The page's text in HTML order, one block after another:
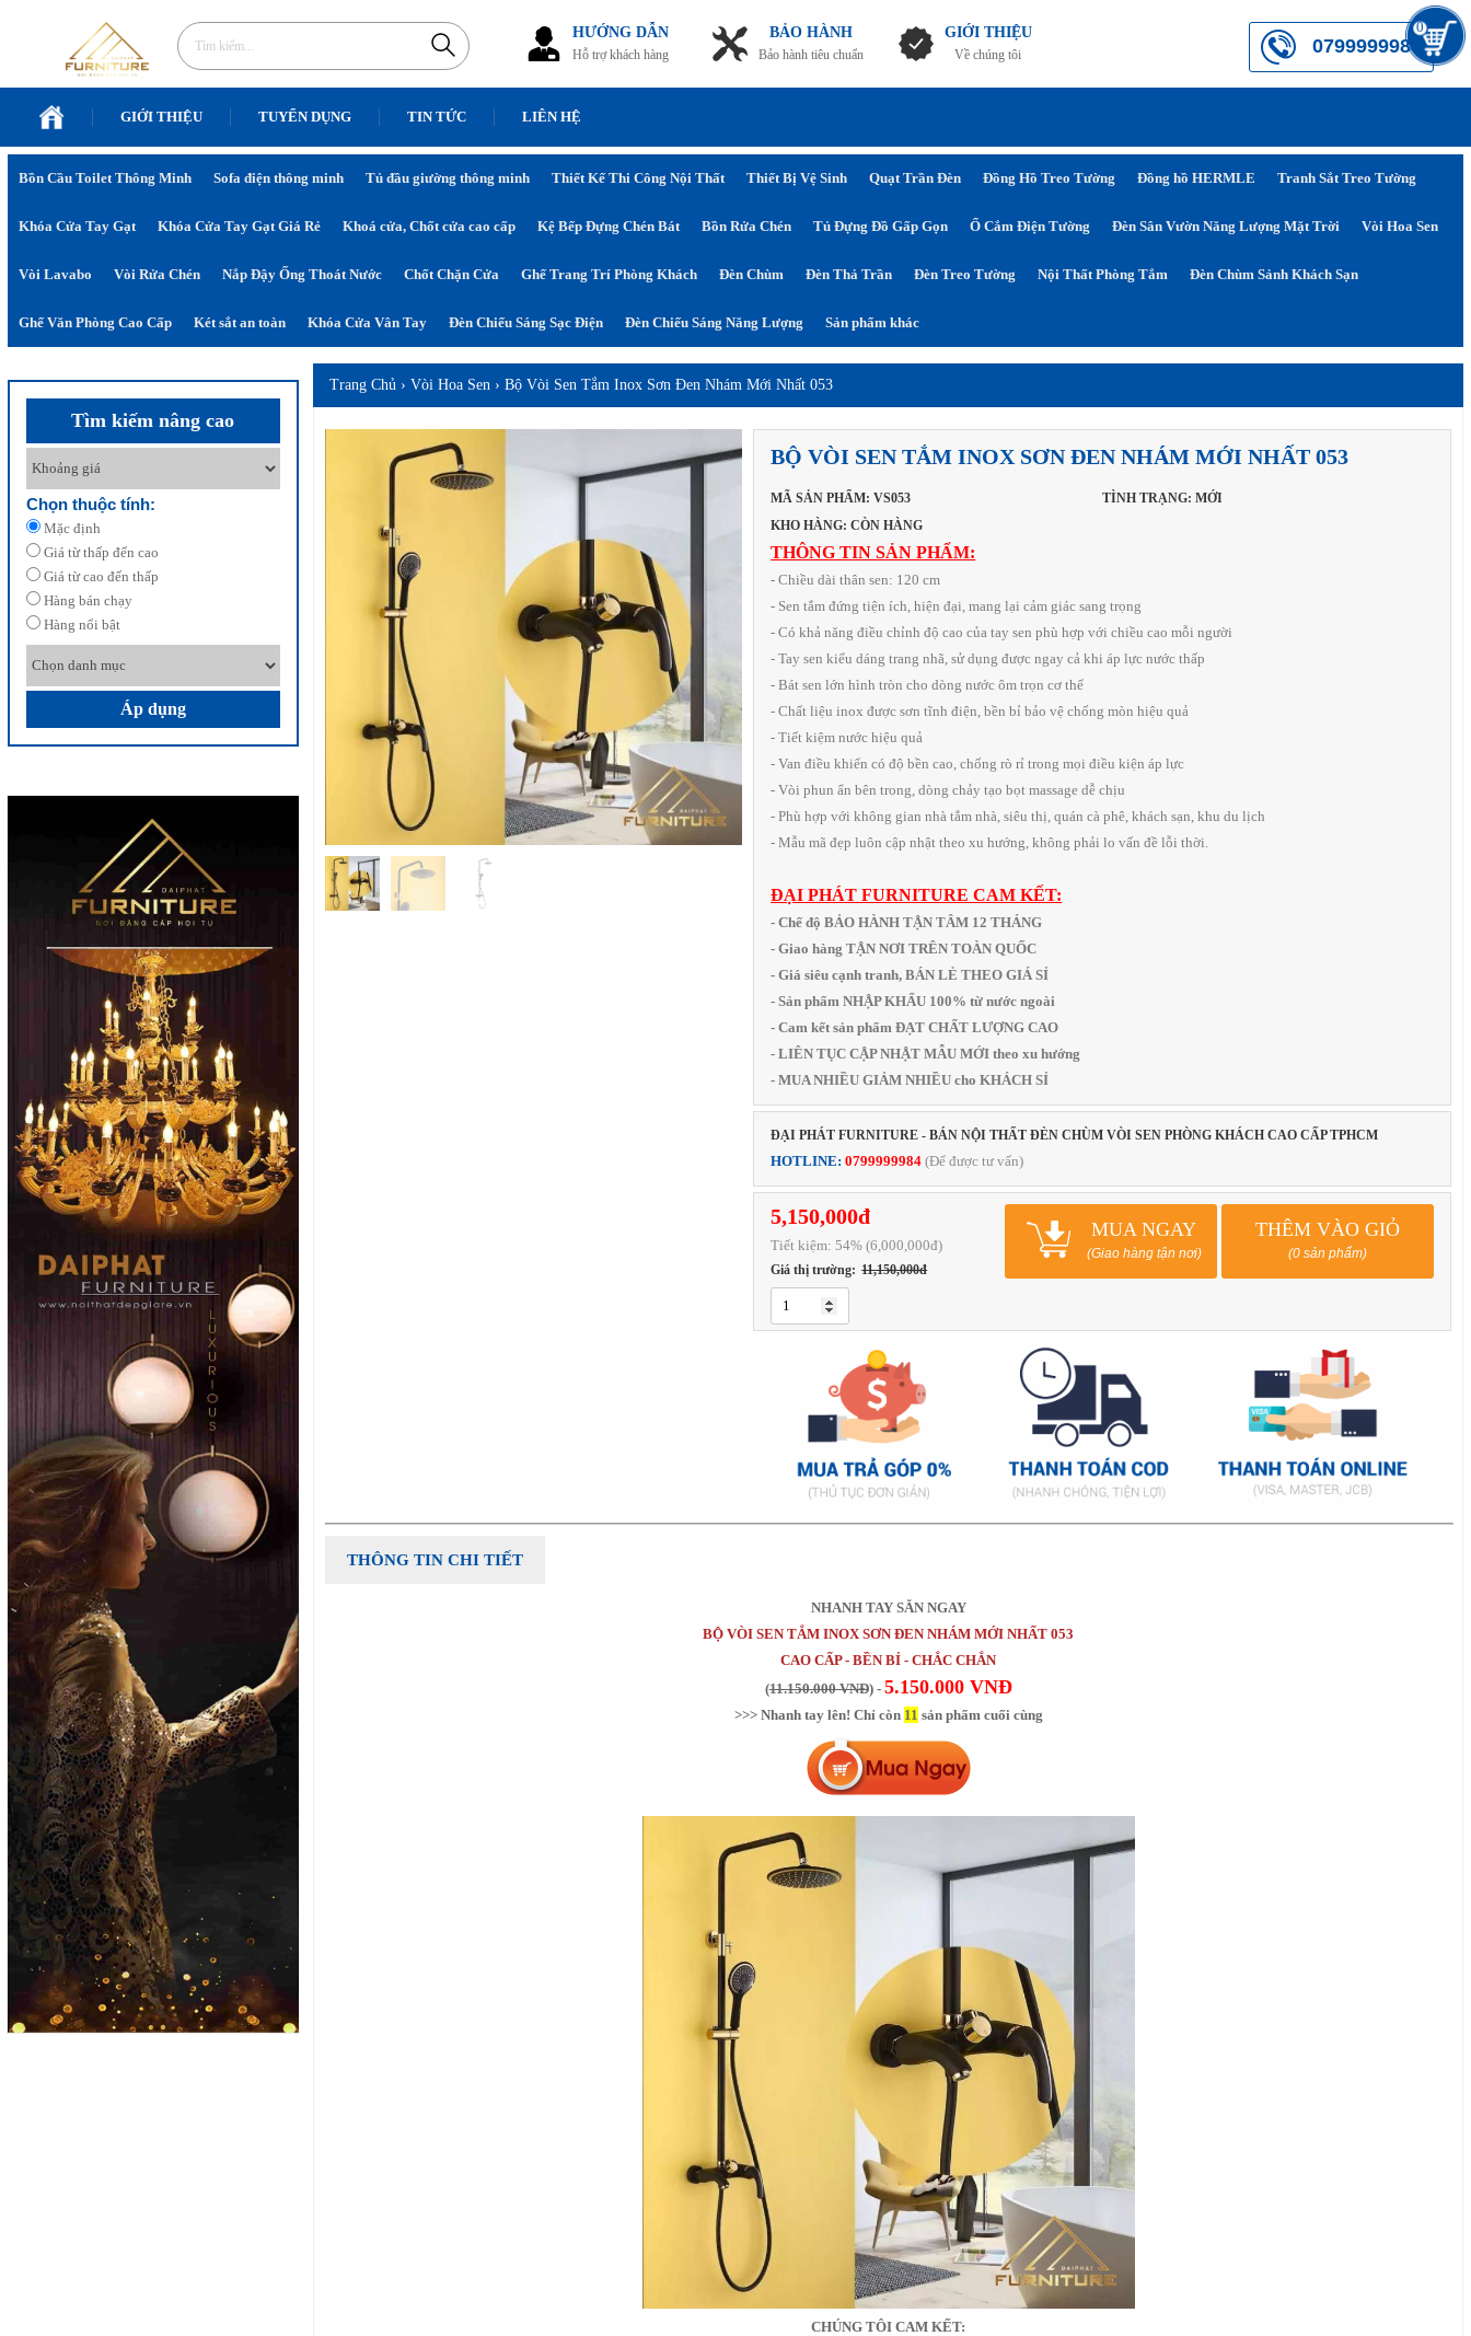
0
HƯỚNG DẪN
Hỗ trợ khách hàng
BẢO HÀNH
Bảo hành tiêu chuẩn
GIỚI THIỆU
Về chúng tôi 0799999984
GIỚI THIỆU TUYỂN DỤNG TIN TỨC LIÊN HỆ
Bồn Cầu Toilet Thông Minh Sofa điện thông minh Tủ đầu giường thông minh Thiết Kế Thi Công Nội Thất Thiết Bị Vệ Sinh Quạt Trần Đèn Đồng Hồ Treo Tường Đồng hồ HERMLE Tranh Sắt Treo Tường
Khóa Cửa Tay Gạt Khóa Cửa Tay Gạt Giá Rẻ Khoá cửa, Chốt cửa cao cấp Kệ Bếp Đựng Chén Bát Bồn Rửa Chén Tủ Đựng Đồ Gấp Gọn Ổ Cắm Điện Tường Đèn Sân Vườn Năng Lượng Mặt Trời Vòi Hoa Sen
Vòi Lavabo Vòi Rửa Chén Nắp Đậy Ống Thoát Nước Chốt Chặn Cửa Ghế Trang Trí Phòng Khách Đèn Chùm Đèn Thả Trần Đèn Treo Tường Nội Thất Phòng Tắm Đèn Chùm Sảnh Khách Sạn
Ghế Văn Phòng Cao Cấp Két sắt an toàn Khóa Cửa Vân Tay Đèn Chiếu Sáng Sạc Điện Đèn Chiếu Sáng Năng Lượng Sản phẩm khác
Tìm kiếm nâng cao
Chọn thuộc tính:
Mặc định
Giá từ thấp đến cao
Giá từ cao đến thấp
Hàng bán chạy
Hàng nổi bật
Áp dụng
Trang Chủ ›Vòi Hoa Sen ›Bộ Vòi Sen Tắm Inox Sơn Đen Nhám Mới Nhất 053
BỘ VÒI SEN TẮM INOX SƠN ĐEN NHÁM MỚI NHẤT 053
MÃ SẢN PHẨM: VS053
TÌNH TRẠNG: MỚI
KHO HÀNG: CÒN HÀNG
THÔNG TIN SẢN PHẨM:
- Chiều dài thân sen: 120 cm
- Sen tắm đứng tiện ích, hiện đại, mang lại cảm giác sang trọng
- Có khả năng điều chỉnh độ cao của tay sen phù hợp với chiều cao mỗi người
- Tay sen kiểu dáng trang nhã, sử dụng được ngay cả khi áp lực nước thấp
- Bát sen lớn hình tròn cho dòng nước ôm trọn cơ thể
- Chất liệu inox được sơn tĩnh điện, bền bỉ bảo vệ chống mòn hiệu quả
- Tiết kiệm nước hiệu quả
- Van điều khiển có độ bền cao, chống rò rỉ trong mọi điều kiện áp lực
- Vòi phun ẩn bên trong, dòng chảy tạo bọt massage dễ chịu
- Phù hợp với không gian nhà tắm nhà, siêu thị, quán cà phê, khách sạn, khu du lịch
- Mẫu mã đẹp luôn cập nhật theo xu hướng, không phải lo vấn đề lỗi thời.
ĐẠI PHÁT FURNITURE CAM KẾT:
- Chế độ BẢO HÀNH TẬN TÂM 12 THÁNG
- Giao hàng TẬN NƠI TRÊN TOÀN QUỐC
- Giá siêu cạnh tranh, BÁN LẺ THEO GIÁ SỈ
- Sản phẩm NHẬP KHẨU 100% từ nước ngoài
- Cam kết sản phẩm ĐẠT CHẤT LƯỢNG CAO
- LIÊN TỤC CẬP NHẬT MẪU MỚI theo xu hướng
- MUA NHIỀU GIẢM NHIỀU cho KHÁCH SỈ
ĐẠI PHÁT FURNITURE - BÁN NỘI THẤT ĐÈN CHÙM VÒI SEN PHÒNG KHÁCH CAO CẤP TPHCM
HOTLINE:0799999984 (Để được tư vấn)
5,150,000đ
Tiết kiệm:54% (6,000,000đ)
Giá thị trường: 11,150,000đ
MUA NGAY
(Giao hàng tận nơi)
THÊM VÀO GIỎ
(0 sản phẩm)
THÔNG TIN CHI TIẾT
NHANH TAY SĂN NGAY
BỘ VÒI SEN TẮM INOX SƠN ĐEN NHÁM MỚI NHẤT 053
CAO CẤP - BỀN BỈ - CHẮC CHẮN
(11.150.000 VNĐ) - 5.150.000 VNĐ
>>> Nhanh tay lên! Chỉ còn 11 sản phẩm cuối cùng
CHÚNG TÔI CAM KẾT: